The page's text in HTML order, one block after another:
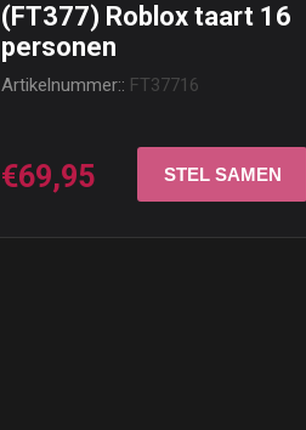
(FT377) Roblox taart 16
personen
Artikelnummer:: FT37716
€69,95